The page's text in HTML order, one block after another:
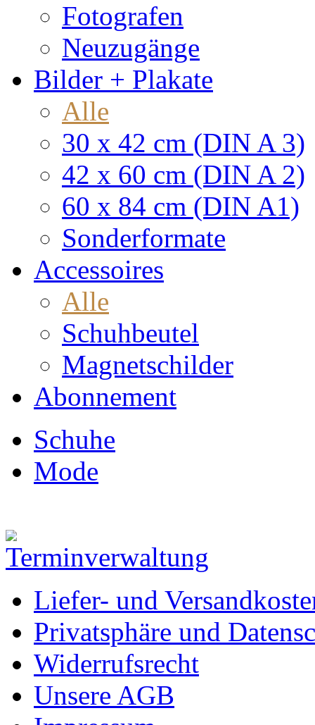
Fotografen
Neuzugänge
Bilder + Plakate
Alle
30 x 42 cm (DIN A 3)
42 x 60 cm (DIN A 2)
60 x 84 cm (DIN A1)
Sonderformate
Accessoires
Alle
Schuhbeutel
Magnetschilder
Abonnement
Schuhe
Mode
Liefer- und
Privatsphäre und
Widerrufsrecht
Unsere AGB